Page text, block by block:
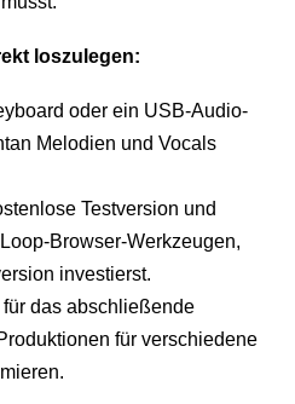
loszulegen:
oder ein USB-Audio-
Melodien und Vocals
Testversion und
Browser-Werkzeugen,
investierst.
das abschließende
für verschiedene